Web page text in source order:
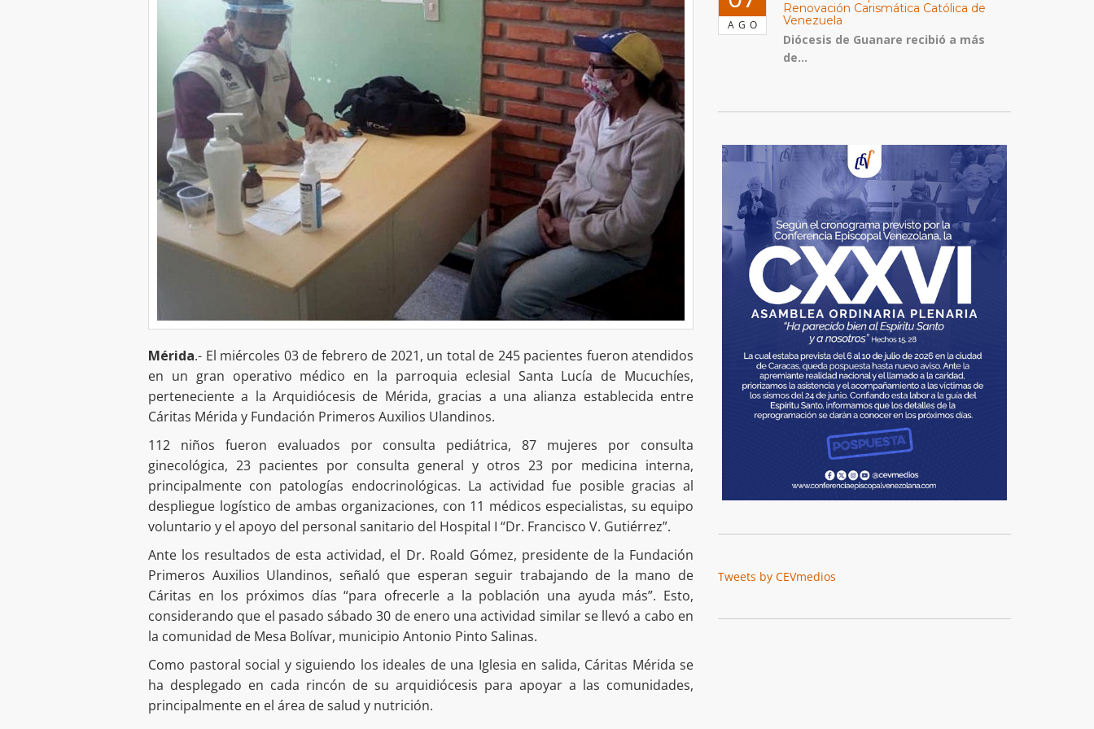
Mérida.- El miércoles 03 de febrero de 2021, un total de 245 pacientes fueron atendidos
en un gran operativo médico en la parroquia eclesial Santa Lucía de Mucuchíes,
perteneciente a la Arquidiócesis de Mérida, gracias a una alianza establecida entre
Cáritas Mérida y Fundación Primeros Auxilios Ulandinos.
112 niños fueron evaluados por consulta pediátrica, 87 mujeres por consulta
ginecológica, 23 pacientes por consulta general y otros 23 por medicina interna,
principalmente con patologías endocrinológicas. La actividad fue posible gracias al
despliegue logístico de ambas organizaciones, con 11 médicos especialistas, su equipo
voluntario y el apoyo del personal sanitario del Hospital I “Dr. Francisco V. Gutiérrez”.
Ante los resultados de esta actividad, el Dr. Roald Gómez, presidente de la Fundación
Primeros Auxilios Ulandinos, señaló que esperan seguir trabajando de la mano de
Cáritas en los próximos días “para ofrecerle a la población una ayuda más”. Esto,
considerando que el pasado sábado 30 de enero una actividad similar se llevó a cabo en
la comunidad de Mesa Bolívar, municipio Antonio Pinto Salinas.
Como pastoral social y siguiendo los ideales de una Iglesia en salida, Cáritas Mérida se
ha desplegado en cada rincón de su arquidiócesis para apoyar a las comunidades,
principalmente en el área de salud y nutrición.
AGO
Renovación Carismática Católica de
Venezuela
Diócesis de Guanare recibió a más
de...
Tweets by CEVmedios